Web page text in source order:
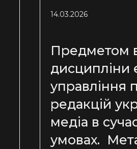
14.03.2026
Предметом
дисципліни
управління
редакцій
медіа в
умовах.